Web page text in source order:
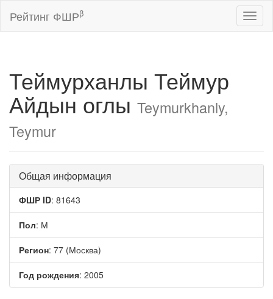
Рейтинг ФШРβ
Теймурханлы Теймур
Айдын оглы Teymurkhanly,
Teymur
Общая информация
ФШР ID: 81643
Пол: М
Регион: 77 (Москва)
Год рождения: 2005